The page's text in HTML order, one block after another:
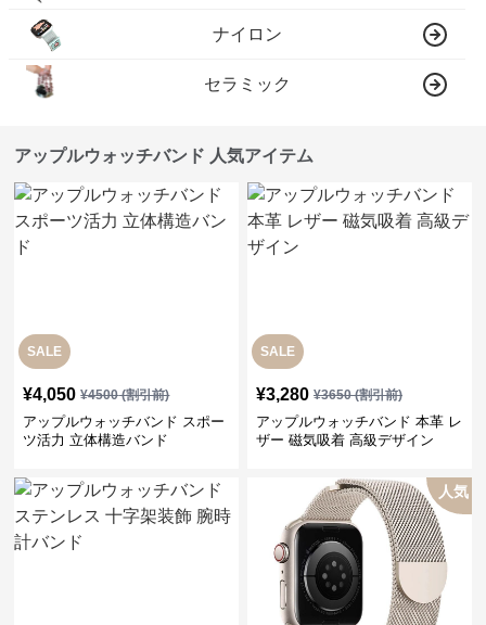
ナイロン
セラミック
アップルウォッチバンド 人気アイテム
SALE
¥4,050 ¥4500(割引前)
アップルウォッチバンド スポー
ツ活力 立体構造バンド
SALE
¥3,280 ¥3650(割引前)
アップルウォッチバンド 本革 レ
ザー 磁気吸着 高級デザイン
人気